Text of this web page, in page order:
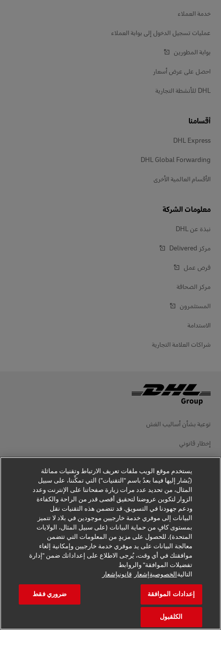
خدمة العملاء
عمليات تسجيل الدخول إلى بوابة العملاء
بوابة المطورين
احصل على عرض أسعار
DHL للأنشطة التجارية
أقسامنا
DHL Express
DHL Global Forwarding
الأقسام العالمية الأخرى
معلومات الشركة
نبذة عن DHL
مركز Delivered‎
فرص عمل
مركز الصحافة
المستثمرون
الاستدامة
شراكات العلامة التجارية
توعية بشأن أساليب الغش
إخطار قانوني
إخطار الخصوصية
معلومات إضافية
إعدادات ملفات تعريف الارتباط
2026 © - جميع الحقوق محفوظة
يستخدم موقع الويب ملفات تعريف الارتباط وتقنيات مماثلة
(يُشار إليها فيما بعدُ باسم "التقنيات") التي تمكِّننا، على سبيل
المثال، من تحديد عدد مرات زيارة صفحاتنا على الإنترنت وعدد
الزوار لتكوين عروضنا لتحقيق أقصى قدر من الراحة والكفاءة
ودعم جهودنا في التسويق. قد تتضمن هذه التقنيات نقل
البيانات إلى موفري خدمة خارجيين موجودين في بلاد لا تتميز
بمستوى كافٍ من حماية البيانات (على سبيل المثال، الولايات
المتحدة). للحصول على مزيدٍ من المعلومات التي تتضمن
معالجة البيانات على يد موفري خدمة خارجيين وإمكانية إلغاء
موافقتك في أي وقت، يُرجى الاطلاع على إعداداتك ضمن "إدارة
تفضيلات الموافقة" والروابط
التالية الخصوصيةإشعار قانونيإشعار
إعدادات الموافقة ضروري فقط
الكلقبول